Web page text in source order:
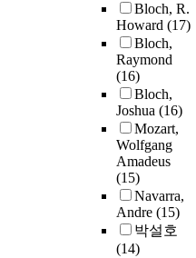
Bloch, R.
Howard (17)
Bloch,
Raymond
(16)
Bloch,
Joshua (16)
Mozart,
Wolfgang
Amadeus
(15)
Navarra,
Andre (15)
박설호
(14)